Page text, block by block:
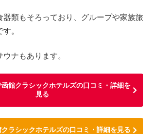
器類もそろっており、グループや家族旅
。
ナもあります。
館クラシックホテルズの口コミ・詳細を
見る
クラシックホテルズの口コミ・詳細を見る